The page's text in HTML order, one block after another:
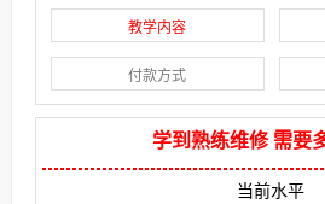
教学内容
付款方式
学到熟练维修 需要
当前水平